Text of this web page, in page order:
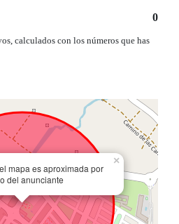
0
calculados con los números que has
mapa es aproximada por
del anunciante
×